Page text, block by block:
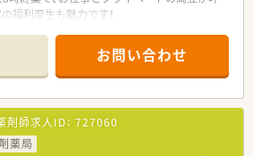
福利厚生も魅力です！
況について】
12分で通勤に便利な立地にあり、内科や循
を1日50枚程度応需しています。
名とパート2名が在籍しており、ゆとりを持
の調剤業務に対応しております。
の17時半まで開局しており、18時には終業
長く働ける店舗環境です。
お問い合わせ
剤師求人ID： 727060
薬局